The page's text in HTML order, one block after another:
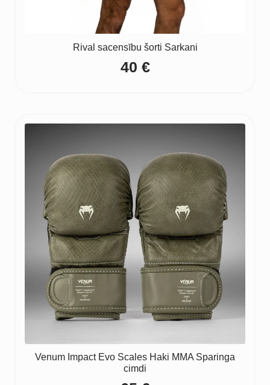
Rival sacensību šorti Sarkani
40 €
Venum Impact Evo Scales Haki MMA Sparinga
cimdi